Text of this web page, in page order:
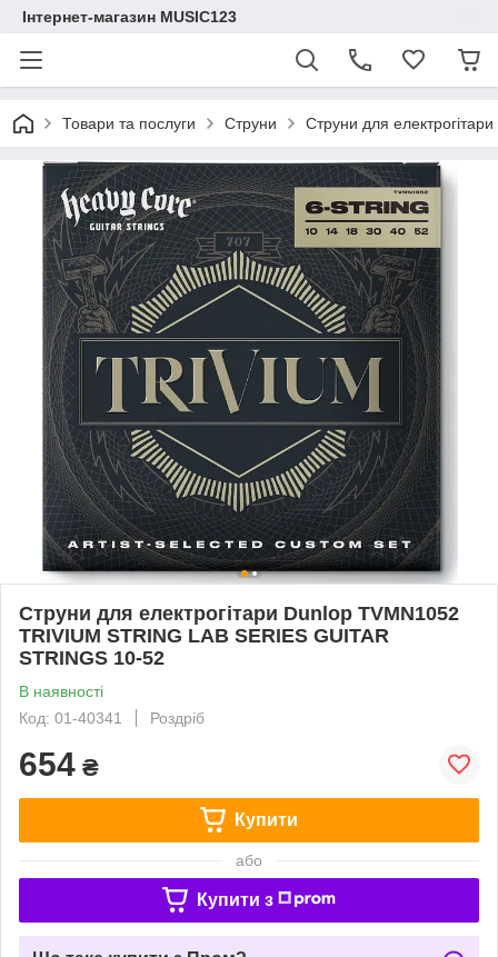
Інтернет-магазин MUSIC123
Товари та послуги Струни Струни для
Струни для електрогітари Dunlop TVMN1052
TRIVIUM STRING LAB SERIES GUITAR
STRINGS 10-52
В наявності
Код: 01-40341
Роздріб
654 ₴
Купити
або
Купити з